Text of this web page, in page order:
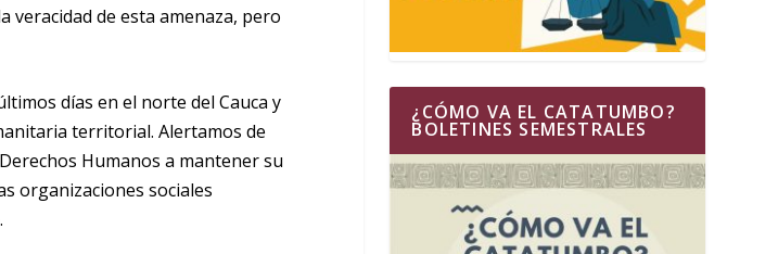
veracidad de esta amenaza, pero
días en el norte del Cauca y
territorial. Alertamos de
Humanos a mantener su
organizaciones sociales
¿CÓMO VA EL CATATUMBO?
BOLETINES SEMESTRALES